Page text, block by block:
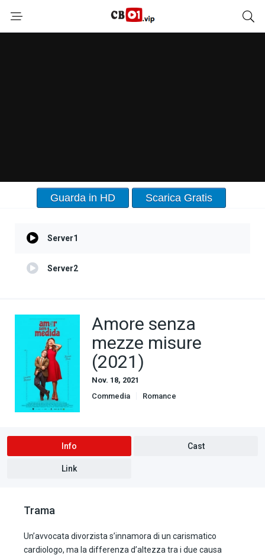
Guarda in HD Scarica Gratis
Server1
Server2
Amore senza
mezze misure
(2021)
Nov. 18, 2021
Commedia
Romance
Info Cast
Link
Trama
Un’avvocata divorzista s’innamora di un carismatico
cardiologo, ma la differenza d’altezza tra i due causa